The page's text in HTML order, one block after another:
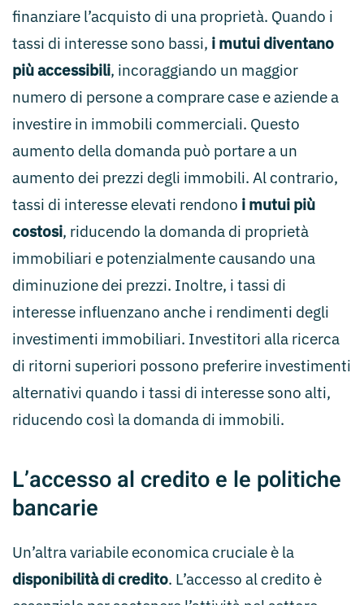
finanziare l’acquisto di una proprietà. Quando i
tassi di interesse sono bassi, i mutui diventano
più accessibili, incoraggiando un maggior
numero di persone a comprare case e aziende a
investire in immobili commerciali. Questo
aumento della domanda può portare a un
aumento dei prezzi degli immobili. Al contrario,
tassi di interesse elevati rendono i mutui più
costosi, riducendo la domanda di proprietà
immobiliari e potenzialmente causando una
diminuzione dei prezzi. Inoltre, i tassi di
interesse influenzano anche i rendimenti degli
investimenti immobiliari. Investitori alla ricerca
di ritorni superiori possono preferire investimenti
alternativi quando i tassi di interesse sono alti,
riducendo così la domanda di immobili.
L’accesso al credito e le politiche
bancarie
Un’altra variabile economica cruciale è la
disponibilità di credito. L’accesso al credito è